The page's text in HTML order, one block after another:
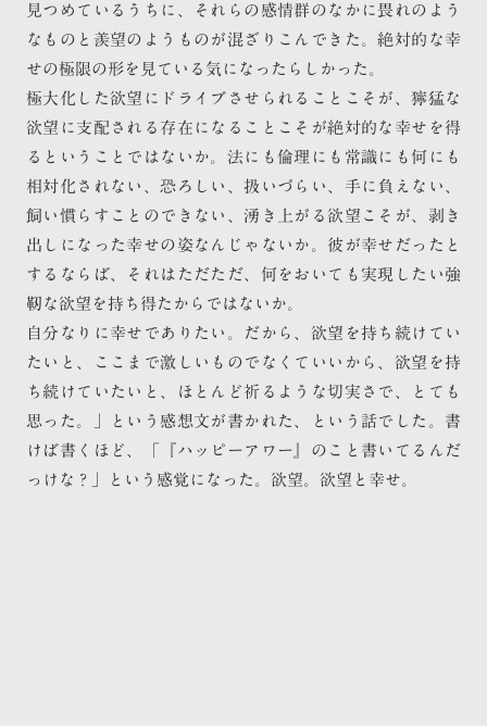
見つめているうちに、それらの感情群のなかに畏れのよう
なものと羨望のようものが混ざりこんできた。絶対的な幸
せの極限の形を見ている気になったらしかった。
極大化した欲望にドライブさせられることこそが、獰猛な
欲望に支配される存在になることこそが絶対的な幸せを得
るということではないか。法にも倫理にも常識にも何にも
相対化されない、恐ろしい、扱いづらい、手に負えない、
飼い慣らすことのできない、湧き上がる欲望こそが、剥き
出しになった幸せの姿なんじゃないか。彼が幸せだったと
するならば、それはただただ、何をおいても実現したい強
靭な欲望を持ち得たからではないか。
自分なりに幸せでありたい。だから、欲望を持ち続けてい
たいと、ここまで激しいものでなくていいから、欲望を持
ち続けていたいと、ほとんど祈るような切実さで、とても
思った。」という感想文が書かれた、という話でした。書
けば書くほど、「『ハッピーアワー』のこと書いてるんだ
っけな？」という感覚になった。欲望。欲望と幸せ。